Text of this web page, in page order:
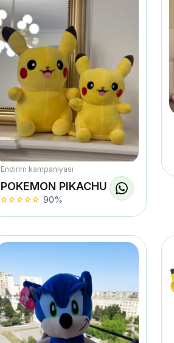
Endirim kampaniyası
POKEMON PIKACHU
90%